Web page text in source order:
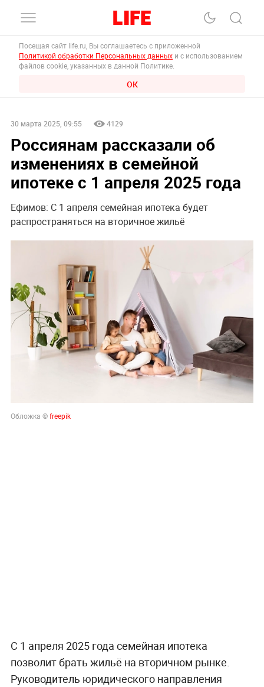
Посещая сайт life.ru, Вы соглашаетесь с приложенной
Политикой обработки Персональных данных и с использованием
файлов cookie, указанных в данной Политике.
ОК
30 марта 2025, 09:55 4129
Россиянам рассказали об
изменениях в семейной
ипотеке с 1 апреля 2025 года
Ефимов: С 1 апреля семейная ипотека будет
распространяться на вторичное жильё
Обложка ©freepik
С 1 апреля 2025 года семейная ипотека
позволит брать жильё на вторичном рынке.
Руководитель юридического направления